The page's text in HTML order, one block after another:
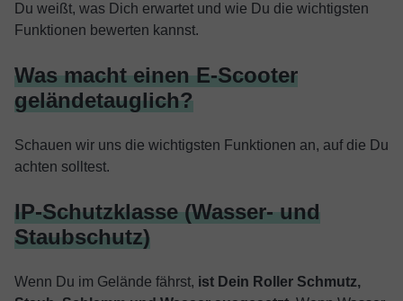
Du weißt, was Dich erwartet und wie Du die wichtigsten
Funktionen bewerten kannst.
Was macht einen E-Scooter
geländetauglich?
Schauen wir uns die wichtigsten Funktionen an, auf die Du
achten solltest.
IP-Schutzklasse (Wasser- und
Staubschutz)
Wenn Du im Gelände fährst, ist Dein Roller Schmutz,